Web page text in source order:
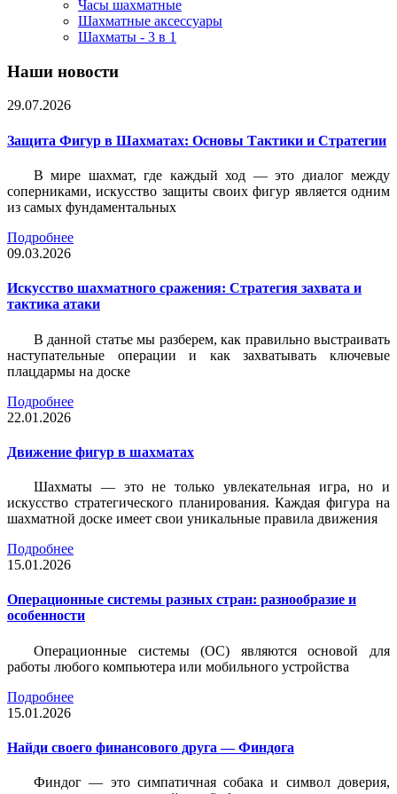
Часы шахматные
Шахматные аксессуары
Шахматы - 3 в 1
Наши новости
29.07.2026
Защита Фигур в Шахматах: Основы Тактики и Стратегии
В мире шахмат, где каждый ход — это диалог между
соперниками, искусство защиты своих фигур является одним
из самых фундаментальных
Подробнее
09.03.2026
Искусство шахматного сражения: Стратегия захвата и
тактика атаки
В данной статье мы разберем, как правильно выстраивать
наступательные операции и как захватывать ключевые
плацдармы на доске
Подробнее
22.01.2026
Движение фигур в шахматах
Шахматы — это не только увлекательная игра, но и
искусство стратегического планирования. Каждая фигура на
шахматной доске имеет свои уникальные правила движения
Подробнее
15.01.2026
Операционные системы разных стран: разнообразие и
особенности
Операционные системы (ОС) являются основой для
работы любого компьютера или мобильного устройства
Подробнее
15.01.2026
Найди своего финансового друга — Финдога
Финдог — это симпатичная собака и символ доверия,